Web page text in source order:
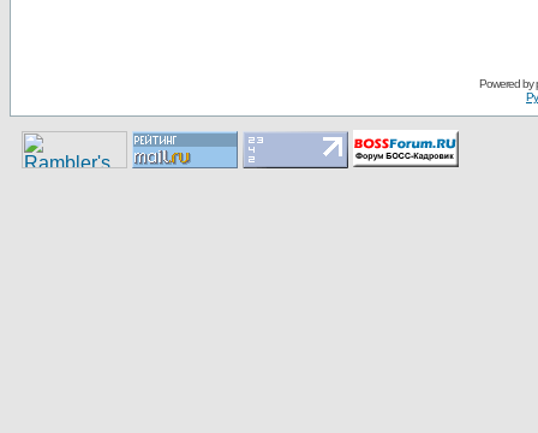
Pоwerеd by